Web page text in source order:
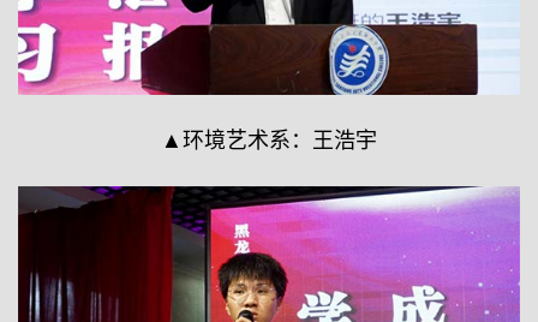
▲环境艺术系：王浩宇